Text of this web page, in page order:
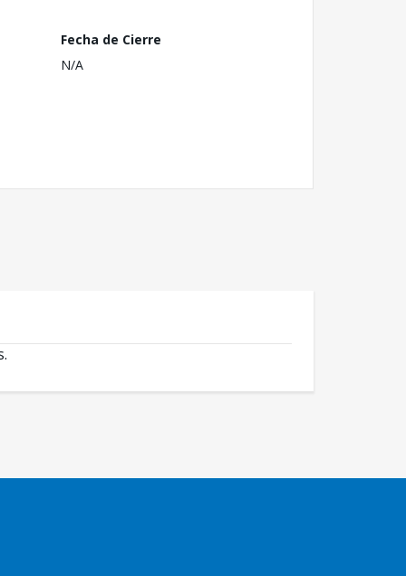
Fecha de Cierre
N/A